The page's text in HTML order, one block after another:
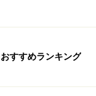
すすめランキング